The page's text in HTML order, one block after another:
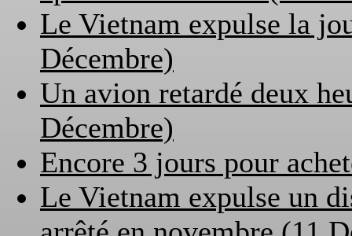
Le Vietnam expulse la
Décembre)
Un avion retardé deux
Décembre)
Encore 3 jours pour
Le Vietnam expulse un